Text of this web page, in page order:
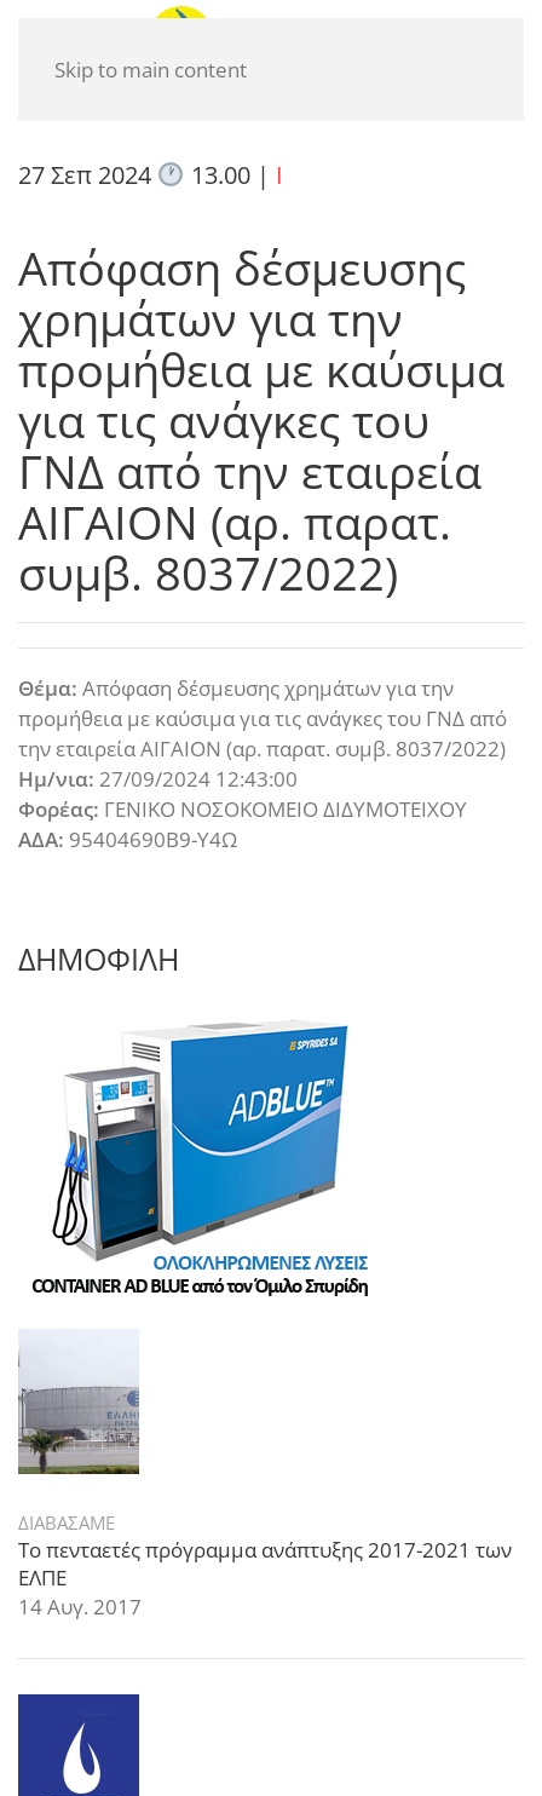
Skip to main content
27 Σεπ 2024 13.00| I
Απόφαση δέσμευσης
χρημάτων για την
προμήθεια με καύσιμα
για τις ανάγκες του
ΓΝΔ από την εταιρεία
ΑΙΓΑΙΟΝ (αρ. παρατ.
συμβ. 8037/2022)
Θέμα: Απόφαση δέσμευσης χρημάτων για την
προμήθεια με καύσιμα για τις ανάγκες του ΓΝΔ από
την εταιρεία ΑΙΓΑΙΟΝ (αρ. παρατ. συμβ. 8037/2022)
Ημ/νια: 27/09/2024 12:43:00
Φορέας: ΓΕΝΙΚΟ ΝΟΣΟΚΟΜΕΙΟ ΔΙΔΥΜΟΤΕΙΧΟΥ
ΑΔΑ: 95404690Β9-Υ4Ω
ΔΗΜΟΦΙΛΗ
ΔΙΑΒΑΣΑΜΕ
Το πενταετές πρόγραμμα ανάπτυξης 2017-2021 των
ΕΛΠΕ
14 Αυγ. 2017